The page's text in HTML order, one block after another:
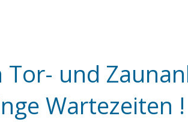
und
Wartezeiten !